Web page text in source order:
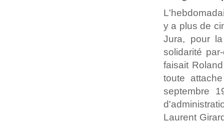
y a plus de
Jura, pour
solidarité
faisait
toute
septembre
Laurent